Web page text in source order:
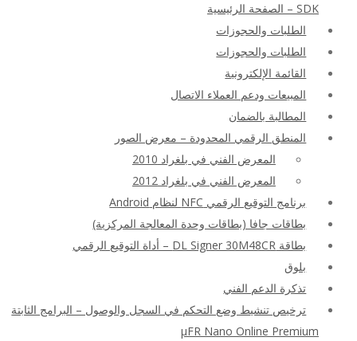
SDK – الصفحة الرئيسية
الطلبات والحجوزات
الطلبات والحجوزات
القائمة الإلكترونية
المبيعات ودعم العملاء الاتصال
المطالبة بالضمان
المنطق الرقمي المحدودة – معرض الصور
المعرض الفني في بلغراد 2010
المعرض الفني في بلغراد 2012
برنامج التوقيع الرقمي NFC لنظام Android
بطاقات جافا (بطاقات وحدة المعالجة المركزية)
بطاقة DL Signer 30M48CR – أداة التوقيع الرقمي
بلوق
تذكرة الدعم الفني
ترخيص تنشيط وضع التحكم في السجل والوصول – البرامج الثابتة
μFR Nano Online Premium